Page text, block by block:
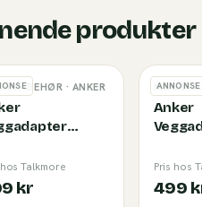
produkter
· ANKER
Talkmore
kr
ANNONSE
Anker
White
Pris hos
499